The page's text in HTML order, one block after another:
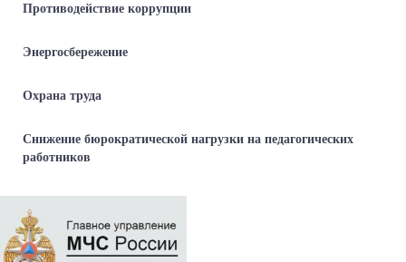
Противодействие коррупции
Энергосбережение
Охрана труда
Снижение бюрократической нагрузки на педагогических
работников